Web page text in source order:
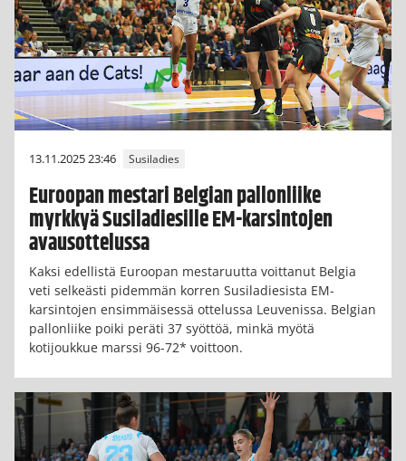
13.11.2025 23:46 Susiladies
Euroopan mestari Belgian pallonliike
myrkkyä Susiladiesille EM-karsintojen
avausottelussa
Kaksi edellistä Euroopan mestaruutta voittanut Belgia
veti selkeästi pidemmän korren Susiladiesista EM-
karsintojen ensimmäisessä ottelussa Leuvenissa. Belgian
pallonliike poiki peräti 37 syöttöä, minkä myötä
kotijoukkue marssi 96-72* voittoon.